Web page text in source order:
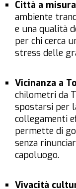
Città a
ambiente
e una qualità
per chi cerca
stress delle
Vicinanza a
chilometri da
spostarsi per
collegamenti
permette di
senza
capoluogo.
Vivacità